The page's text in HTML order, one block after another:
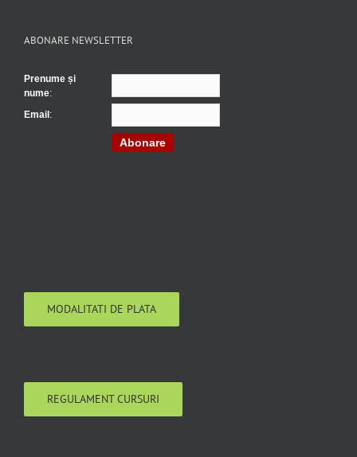
ABONARE NEWSLETTER
Prenume și
nume:
Email:
Abonare
MODALITATI DE PLATA
REGULAMENT CURSURI